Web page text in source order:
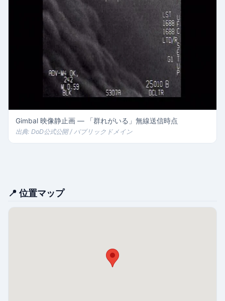
Gimbal 映像静止画 — 「群れがいる」無線送信時点
出典: DoD公式公開 / パブリックドメイン
📍 位置マップ